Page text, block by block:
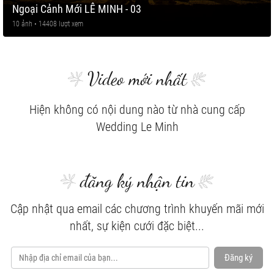
Ngoại Cảnh Mới LÊ MINH - 03
10 ảnh • 14408 lượt xem
Video mới nhất
Hiện không có nội dung nào từ nhà cung cấp
Wedding Le Minh
đăng ký nhận tin
Cập nhật qua email các chương trình khuyến mãi mới
nhất, sự kiện cưới đặc biệt...
Đăng ký